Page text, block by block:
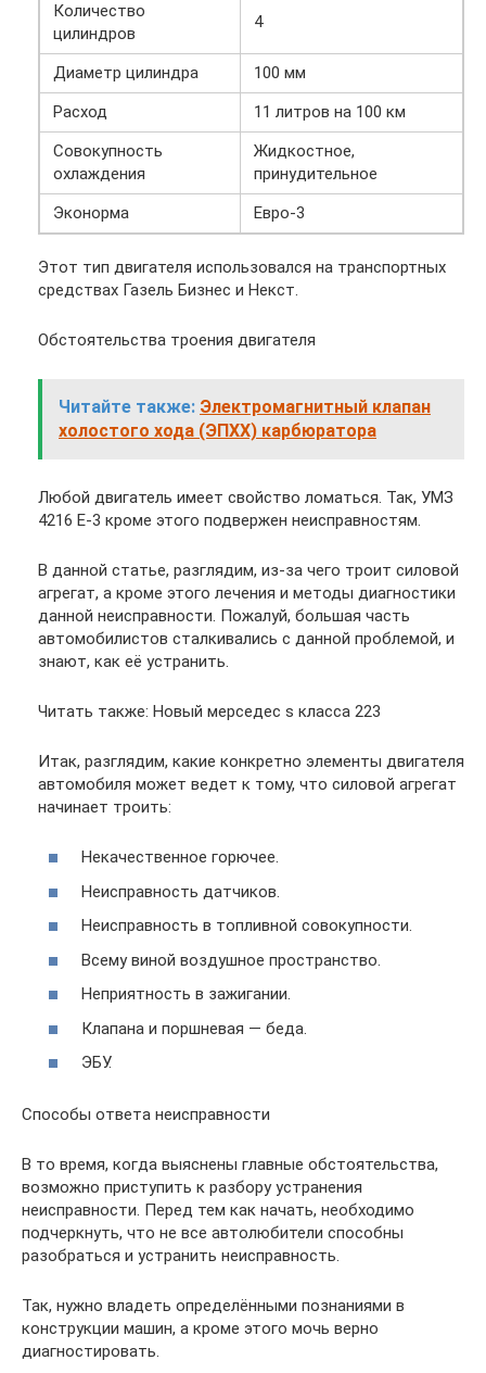
Количество
цилиндров
4
Диаметр цилиндра
100 мм
Расход
11 литров на 100 км
Совокупность
охлаждения
Жидкостное,
принудительное
Эконорма
Евро-3
Этот тип двигателя использовался на транспортных
средствах Газель Бизнес и Некст.
Обстоятельства троения двигателя
Читайте также: Электромагнитный клапан
холостого хода (ЭПХХ) карбюратора
Любой двигатель имеет свойство ломаться. Так, УМЗ
4216 Е-3 кроме этого подвержен неисправностям.
В данной статье, разглядим, из-за чего троит силовой
агрегат, а кроме этого лечения и методы диагностики
данной неисправности. Пожалуй, большая часть
автомобилистов сталкивались с данной проблемой, и
знают, как её устранить.
Читать также: Новый мерседес s класса 223
Итак, разглядим, какие конкретно элементы двигателя
автомобиля может ведет к тому, что силовой агрегат
начинает троить:
Некачественное горючее.
Неисправность датчиков.
Неисправность в топливной совокупности.
Всему виной воздушное пространство.
Неприятность в зажигании.
Клапана и поршневая — беда.
ЭБУ.
Способы ответа неисправности
В то время, когда выяснены главные обстоятельства,
возможно приступить к разбору устранения
неисправности. Перед тем как начать, необходимо
подчеркнуть, что не все автолюбители способны
разобраться и устранить неисправность.
Так, нужно владеть определёнными познаниями в
конструкции машин, а кроме этого мочь верно
диагностировать.